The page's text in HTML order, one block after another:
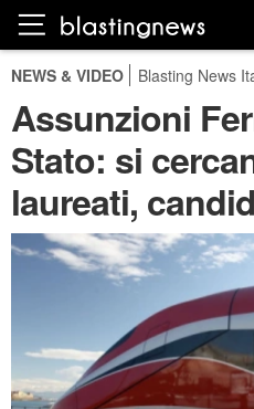
NEWS & VIDEO Blasting News
Assunzioni
Stato: si
laureati,